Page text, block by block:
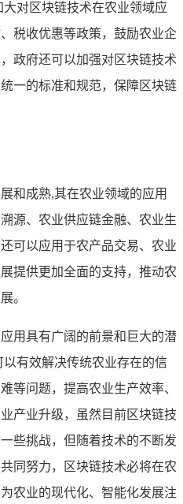
对区块链技术在农业领域应
税收优惠等政策，鼓励农业企
政府还可以加强对区块链技术
一的标准和规范，保障区块链
和成熟,其在农业领域的应用
源、农业供应链金融、农业生
可以应用于农产品交易、农业
提供更加全面的支持，推动农
。
用具有广阔的前景和巨大的潜
有效解决传统农业存在的信
等问题，提高农业生产效率、
产业升级，虽然目前区块链技
些挑战，但随着技术的不断发
同努力，区块链技术必将在农
农业的现代化、智能化发展注